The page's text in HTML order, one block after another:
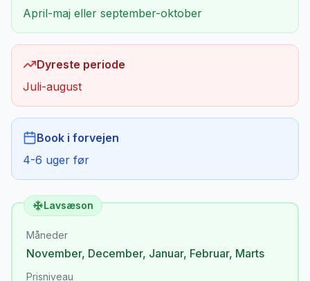
April-maj eller september-oktober
Dyreste periode
Juli-august
Book i forvejen
4-6 uger før
Lavsæson
Måneder
November, December, Januar, Februar, Marts
Prisniveau